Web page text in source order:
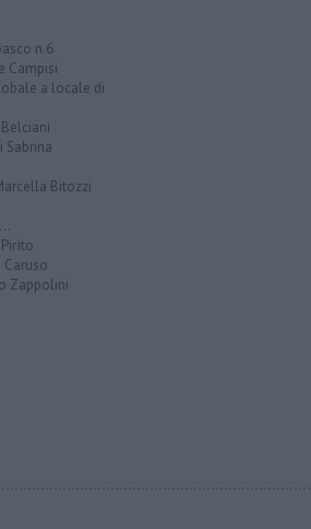
n.6
Campisi
a locale di
Sabrina
Bitozzi
Zappolini